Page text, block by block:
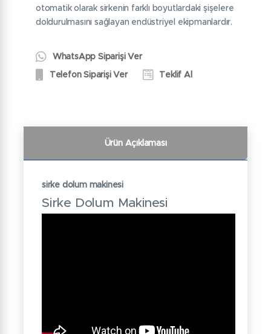
otomatik olarak sirkenin farklı boyutlardaki şişelere
doldurulmasını sağlayan endüstriyel ekipmanlardır.
WhatsApp Siparişi Ver
Telefon Siparişi Ver Teklif Al
Ürün Açıklaması
sirke dolum makinesi
Sirke Dolum Makinesi